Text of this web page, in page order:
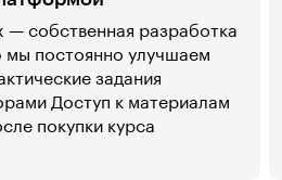
собственная разработка
мы постоянно улучшаем
задания
Доступ к материалам
покупки курса